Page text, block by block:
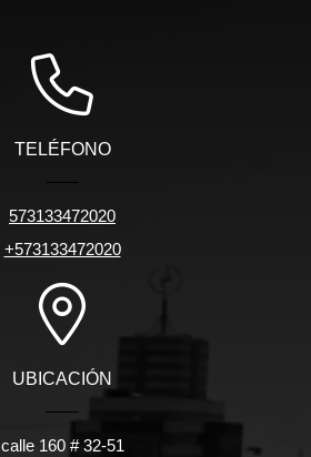
TELÉFONO
573133472020
+573133472020
UBICACIÓN
calle 160 # 32-51